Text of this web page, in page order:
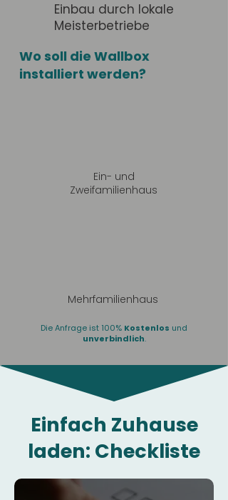
Einbau durch lokale
Meisterbetriebe
Wo soll die Wallbox
installiert werden?
Ein- und
Zweifamilienhaus
Mehrfamilienhaus
Die Anfrage ist 100% Kostenlos und
unverbindlich.
Einfach Zuhause
laden: Checkliste